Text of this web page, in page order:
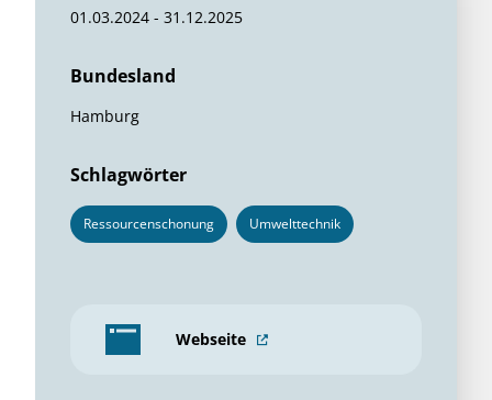
01.03.2024 - 31.12.2025
Bundesland
Hamburg
Schlagwörter
Ressourcenschonung Umwelttechnik
Webseite